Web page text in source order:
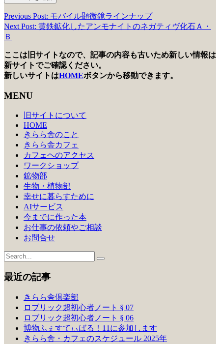
投
稿
ナ
ビ
ゲ
ー
Previous Post: モバイル顕微鏡ラインナップ
Next Post: 黄鉄鉱化したアンモナイトのネガティヴ化石Ａ・
Ｂ
ここは旧サイトなので、記事の内容も古いため新しい情報は
新サイトでご確認ください。
新しいサイトはHOMEボタンから移動できます。
MENU
旧サイトについて
HOME
きらら舎のこと
きらら舎カフェ
カフェヘのアクセス
ワークショップ
鉱物部
生物・植物部
幸せに暮らすために
AIサービス
今までに作った本
お仕事の依頼やご相談
お問合せ
最近の記事
きらら舎倶楽部
ロブリック超初心者ノート § 07
ロブリック超初心者ノート § 06
博物ふぇすてぃばる！11に参加します
きらら舎・カフェのスケジュール 2025年